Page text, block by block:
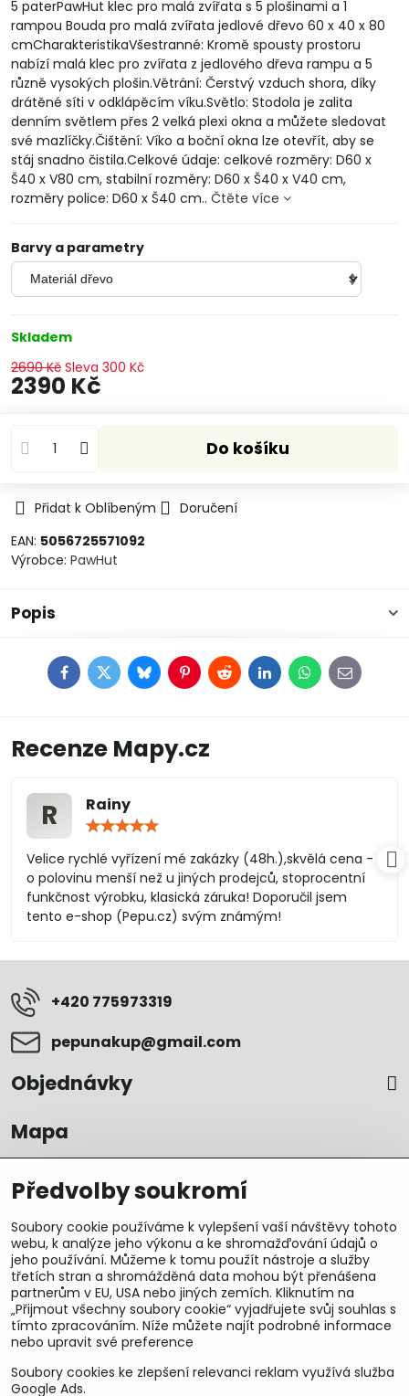
5 paterPawHut klec pro malá zvířata s 5 plošinami a 1
rampou Bouda pro malá zvířata jedlové dřevo 60 x 40 x 80
cmCharakteristikaVšestranné: Kromě spousty prostoru
nabízí malá klec pro zvířata z jedlového dřeva rampu a 5
různě vysokých plošin.Větrání: Čerstvý vzduch shora, díky
drátěné síti v odklápěcím víku.Světlo: Stodola je zalita
denním světlem přes 2 velká plexi okna a můžete sledovat
své mazlíčky.Čištění: Víko a boční okna lze otevřít, aby se
stáj snadno čistila.Celkové údaje: celkové rozměry: D60 x
Š40 x V80 cm, stabilní rozměry: D60 x Š40 x V40 cm,
rozměry police: D60 x Š40 cm.. Čtěte více
Barvy a parametry
Skladem
2690 Kč Sleva 300 Kč
2390 Kč
Do košíku
Přidat k Oblíbeným
Doručení
EAN: 5056725571092
Výrobce: PawHut
Popis
FacebookTwitterBlueskyPinterestRedditLinkedInWhatsApp
E-
mail
Recenze Mapy.cz
R Rainy
/
5
Velice rychlé vyřízení mé zakázky (48h.),skvělá cena -
o polovinu menší než u jiných prodejců, stoprocentní
funkčnost výrobku, klasická záruka! Doporučil jsem
tento e-shop (Pepu.cz) svým známým!
+420 775973319
pepunakup​@gmail​.com
Objednávky
Mapa
U&M parts s.r.o.
Předvolby soukromí
Soubory cookie používáme k vylepšení vaší návštěvy tohoto
webu, k analýze jeho výkonu a ke shromažďování údajů o
jeho používání. Můžeme k tomu použít nástroje a služby
třetích stran a shromážděná data mohou být přenášena
partnerům v EU, USA nebo jiných zemích. Kliknutím na
„Přijmout všechny soubory cookie“ vyjadřujete svůj souhlas s
tímto zpracováním. Níže můžete najít podrobné informace
nebo upravit své preference
Soubory cookies ke zlepšení relevanci reklam využívá služba
Google Ads.